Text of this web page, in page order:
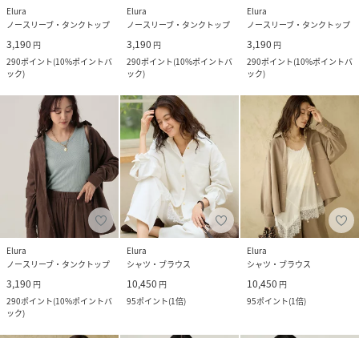
Elura
ノースリーブ・タンクトップ
3,190 円
290ポイント(10%ポイントバ
ック)
Elura
ノースリーブ・タンクトップ
3,190 円
290ポイント(10%ポイントバ
ック)
Elura
ノースリーブ・タンクトップ
3,190 円
290ポイント(10%ポイントバ
ック)
Elura
ノースリーブ・タンクトップ
3,190 円
290ポイント(10%ポイントバ
ック)
Elura
シャツ・ブラウス
10,450 円
95ポイント(1倍)
Elura
シャツ・ブラウス
10,450 円
95ポイント(1倍)